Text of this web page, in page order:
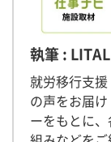
執筆 :
就労移行支
の声をお届
ーをもとに